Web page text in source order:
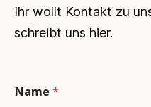
Ihr wollt Kontakt zu
schreibt uns hier.
Name *